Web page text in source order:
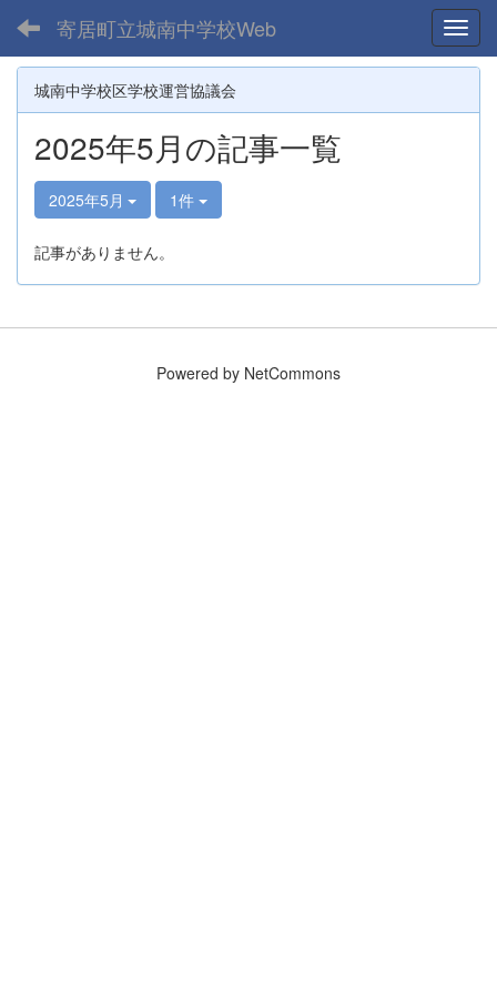
寄居町立城南中学校Web
城南中学校区学校運営協議会
2025年5月の記事一覧
2025年5月 1件
記事がありません。
Powered by NetCommons